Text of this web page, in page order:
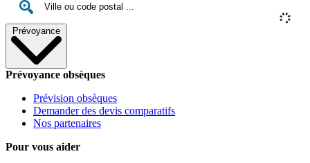
Prévoyance
Prévoyance obsèques
Prévision obsèques
Demander des devis comparatifs
Nos partenaires
Pour vous aider